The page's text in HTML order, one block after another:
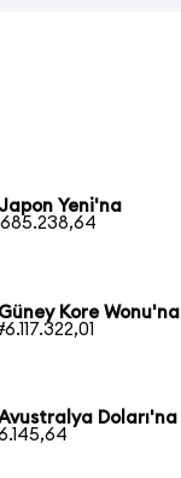
Yeni'na
Kore Wonu'na
Doları'na